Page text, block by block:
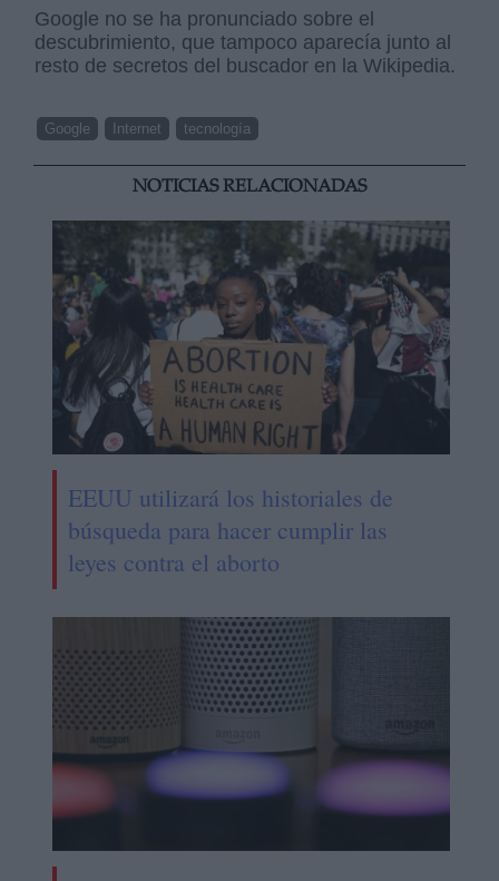
Google no se ha pronunciado sobre el
descubrimiento, que tampoco aparecía junto al
resto de secretos del buscador en la Wikipedia.
Google Internet tecnología
NOTICIAS RELACIONADAS
EEUU utilizará los historiales de
búsqueda para hacer cumplir las
leyes contra el aborto